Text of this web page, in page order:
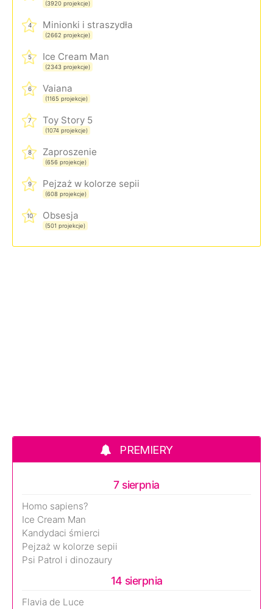
(3920 projekcje)
4 Minionki i straszydła
(2662 projekcje)
5 Ice Cream Man
(2343 projekcje)
6 Vaiana
(1165 projekcje)
7 Toy Story 5
(1074 projekcje)
8 Zaproszenie
(656 projekcje)
9 Pejzaż w kolorze sepii
(608 projekcje)
10 Obsesja
(501 projekcje)
PREMIERY
7 sierpnia
Homo sapiens?
Ice Cream Man
Kandydaci śmierci
Pejzaż w kolorze sepii
Psi Patrol i dinozaury
14 sierpnia
Flavia de Luce